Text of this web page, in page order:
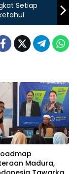
Setiap
Madura,